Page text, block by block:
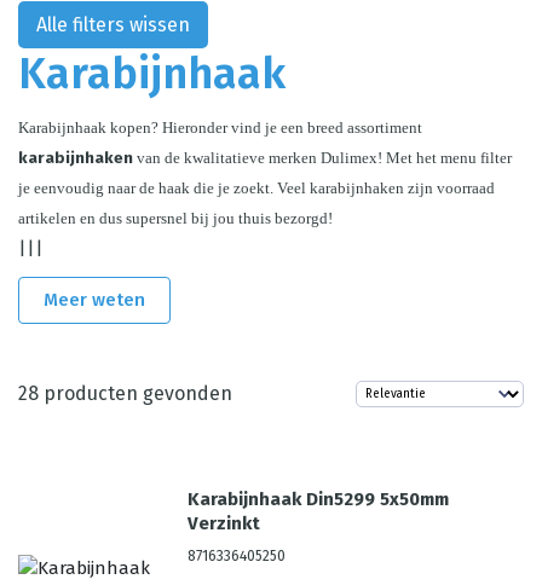
Karabijnhaak
karabijnhaken van de kwalitatieve merken Dulimex! Met het menu filter
je eenvoudig naar de haak die je zoekt. Veel karabijnhaken zijn voorraad
artikelen en dus supersnel bij jou thuis bezorgd!
|||
Meer weten
28 producten gevonden
Karabijnhaak Din5299 5x50mm
Verzinkt
8716336405250
Alle filters wissen